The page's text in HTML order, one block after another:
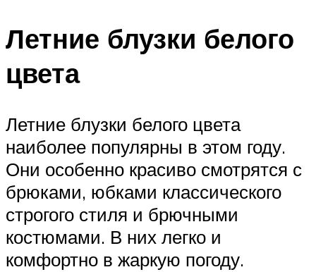
Летние блузки белого
цвета
Летние блузки белого цвета
наиболее популярны в этом году.
Они особенно красиво смотрятся с
брюками, юбками классического
строгого стиля и брючными
костюмами. В них легко и
комфортно в жаркую погоду.